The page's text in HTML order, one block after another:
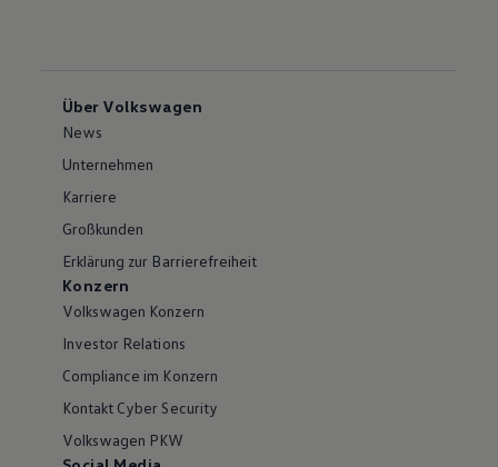
Über Volkswagen
News
Unternehmen
Karriere
Großkunden
Erklärung zur Barrierefreiheit
Konzern
Volkswagen Konzern
Investor Relations
Compliance im Konzern
Kontakt Cyber Security
Volkswagen PKW